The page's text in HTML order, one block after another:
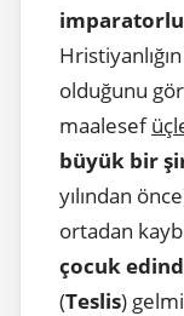
Hristiyanlığın
olduğunu
maalesef
büyük bir
yılından
ortadan
çocuk
(Teslis)